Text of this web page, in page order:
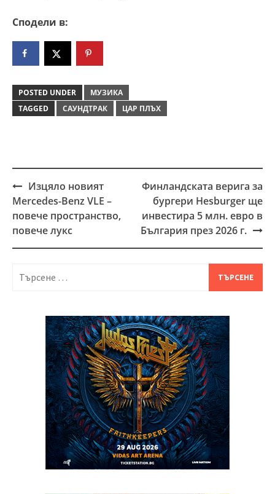
Сподели в:
POSTED UNDER
МУЗИКА
TAGGED
САУНДТРАК ЦАР ПЛЪХ
Post
navigation
Изцяло новият
Mercedes-Benz VLE –
повече пространство,
повече лукс
Финландската верига за
бургери Hesburger ще
инвестира 5 млн. евро в
България през 2026 г.
Търсене